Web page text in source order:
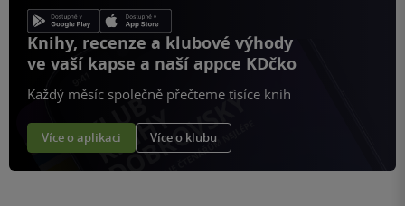
Knihy, recenze a klubové výhody
ve vaší kapse a naší appce KDčko
Každý měsíc společně přečteme tisíce knih
Více o aplikaci Více o klubu